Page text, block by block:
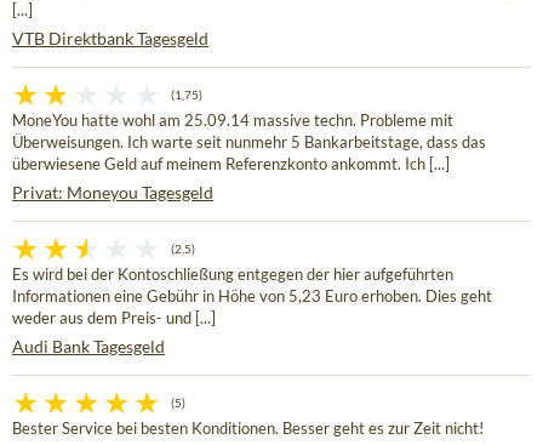
[...]
VTB Direktbank Tagesgeld
(1,75)
MoneYou hatte wohl am 25.09.14 massive techn. Probleme mit
Überweisungen. Ich warte seit nunmehr 5 Bankarbeitstage, dass das
überwiesene Geld auf meinem Referenzkonto ankommt. Ich [...]
Privat: Moneyou Tagesgeld
(2,5)
Es wird bei der Kontoschließung entgegen der hier aufgeführten
Informationen eine Gebühr in Höhe von 5,23 Euro erhoben. Dies geht
weder aus dem Preis- und [...]
Audi Bank Tagesgeld
(5)
Bester Service bei besten Konditionen. Besser geht es zur Zeit nicht!